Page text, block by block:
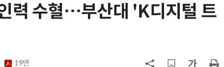
력 수혈…부산대 'K디지털 트
19면
6
태풍 소멸 뒤 더 뜨거워진다…'재난
빛 신호 한 번에 읽는 '광반도체 BCI